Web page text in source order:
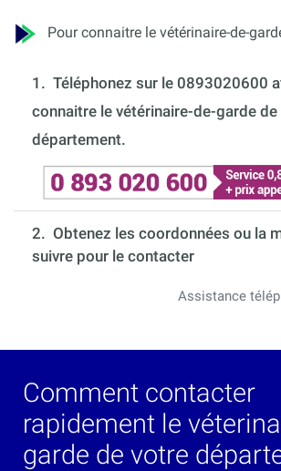
Pour connaitre le vétérinaire-de-
1. Téléphonez sur le 0893020600
connaitre le vétérinaire-de-garde
département.
2. Obtenez les coordonnées ou la
suivre pour le contacter
Assistance
Comment contacter
rapidement le
garde de votre